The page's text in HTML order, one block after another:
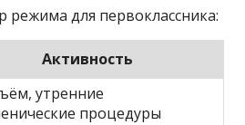
режима для первоклассника:
Активность
утренние
процедуры